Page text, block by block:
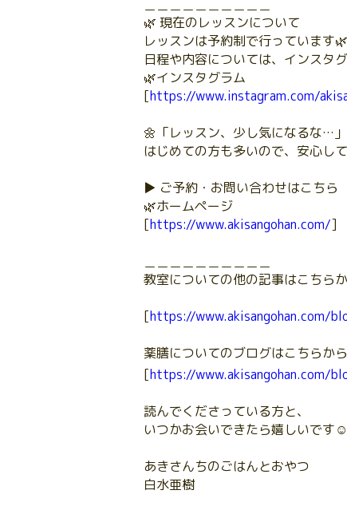
🌿 現在のレッスンについて
レッスンは予約制で行っています🌿
日程や内容については、インスタ
🌿インスタグラム
[https://www.instagram.com/
🌼「レッスン、少し気になるな…
はじめての方も多いので、安心し
▶ ご予約・お問い合わせはこちら
🌿ホームページ
[https://www.akisangohan.com/]
教室についての他の記事はこちら
[https://www.akisangohan.com/
薬膳についてのブログはこちらか
[https://www.akisangohan.com/
読んでくださっている方と、
いつかお会いできたら嬉しいです
あきさんちのごはんとおやつ
白水亜樹